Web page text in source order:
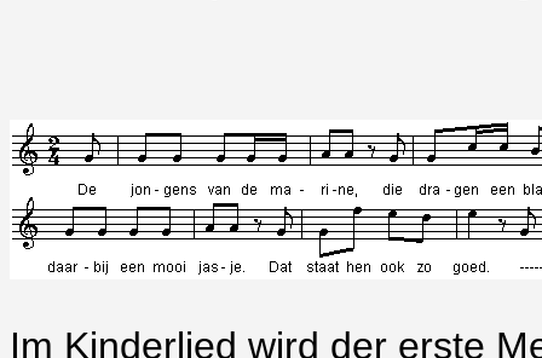
Im Kinderlied wird der erste